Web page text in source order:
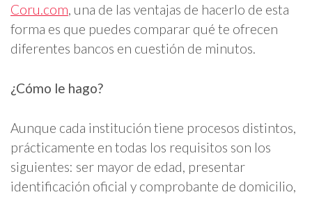
Coru.com, una de las ventajas de hacerlo de esta
forma es que puedes comparar qué te ofrecen
diferentes bancos en cuestión de minutos.
¿Cómo le hago?
Aunque cada institución tiene procesos distintos,
prácticamente en todas los requisitos son los
siguientes: ser mayor de edad, presentar
identificación oficial y comprobante de domicilio,